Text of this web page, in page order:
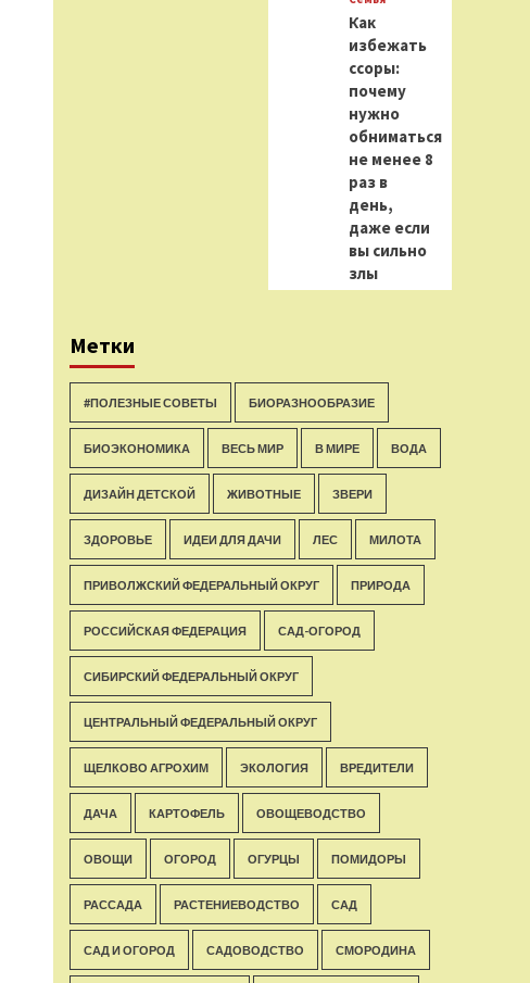
Как
избежать
ссоры:
почему
нужно
обниматься
не менее 8
раз в
день,
даже если
вы сильно
злы
Метки
#ПОЛЕЗНЫЕ СОВЕТЫ БИОРАЗНООБРАЗИЕ
БИОЭКОНОМИКА ВЕСЬ МИР В МИРЕ ВОДА
ДИЗАЙН ДЕТСКОЙ ЖИВОТНЫЕ ЗВЕРИ
ЗДОРОВЬЕ ИДЕИ ДЛЯ ДАЧИ ЛЕС МИЛОТА
ПРИВОЛЖСКИЙ ФЕДЕРАЛЬНЫЙ ОКРУГ ПРИРОДА
РОССИЙСКАЯ ФЕДЕРАЦИЯ САД-ОГОРОД
СИБИРСКИЙ ФЕДЕРАЛЬНЫЙ ОКРУГ
ЦЕНТРАЛЬНЫЙ ФЕДЕРАЛЬНЫЙ ОКРУГ
ЩЕЛКОВО АГРОХИМ ЭКОЛОГИЯ ВРЕДИТЕЛИ
ДАЧА КАРТОФЕЛЬ ОВОЩЕВОДСТВО
ОВОЩИ ОГОРОД ОГУРЦЫ ПОМИДОРЫ
РАССАДА РАСТЕНИЕВОДСТВО САД
САД И ОГОРОД САДОВОДСТВО СМОРОДИНА